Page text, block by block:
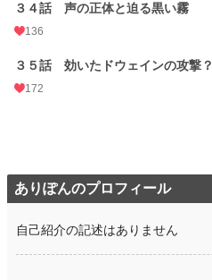
３４話 声の正体と迫る黒い霧
136
３５話 効いたドウェインの攻撃？
172
ありぽんのプロフィール
自己紹介の記述はありません